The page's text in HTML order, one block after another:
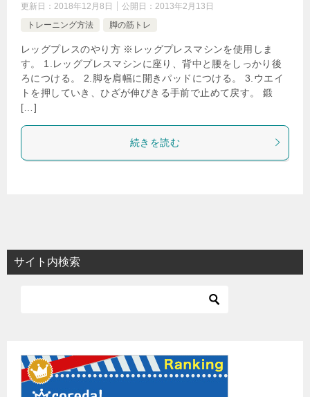
更新日： 2018年12月8日 公開日： 2013年2月13日
トレーニング方法
脚の筋トレ
レッグプレスのやり方 ※レッグプレスマシンを使用しま
す。 1.レッグプレスマシンに座り、背中と腰をしっかり後
ろにつける。 2.脚を肩幅に開きパッドにつける。 3.ウエイ
トを押していき、ひざが伸びきる手前で止めて戻す。 鍛
[…]
続きを読む
サイト内検索